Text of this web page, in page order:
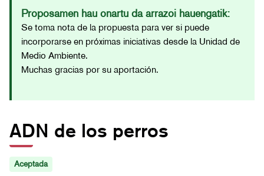
Proposamen hau onartu da arrazoi hauengatik:
Se toma nota de la propuesta para ver si puede
incorporarse en próximas iniciativas desde la Unidad de
Medio Ambiente.
Muchas gracias por su aportación.
ADN de los perros
Aceptada